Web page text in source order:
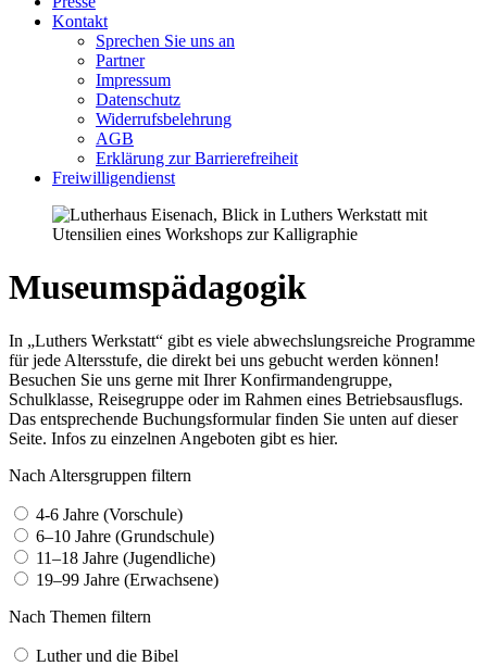
Kontakt
Sprechen Sie uns an
Partner
Impressum
Datenschutz
Widerrufsbelehrung
AGB
Erklärung zur Barrierefreiheit
Freiwilligendienst
Museumspädagogik
In „Luthers Werkstatt“ gibt es viele abwechslungsreiche Programme
für jede Altersstufe, die direkt bei uns gebucht werden können!
Besuchen Sie uns gerne mit Ihrer Konfirmandengruppe,
Schulklasse, Reisegruppe oder im Rahmen eines Betriebsausflugs.
Das entsprechende Buchungsformular finden Sie unten auf dieser
Seite. Infos zu einzelnen Angeboten gibt es hier.
Nach Altersgruppen filtern
4-6 Jahre (Vorschule)
6–10 Jahre (Grundschule)
11–18 Jahre (Jugendliche)
19–99 Jahre (Erwachsene)
Nach Themen filtern
Luther und die Bibel